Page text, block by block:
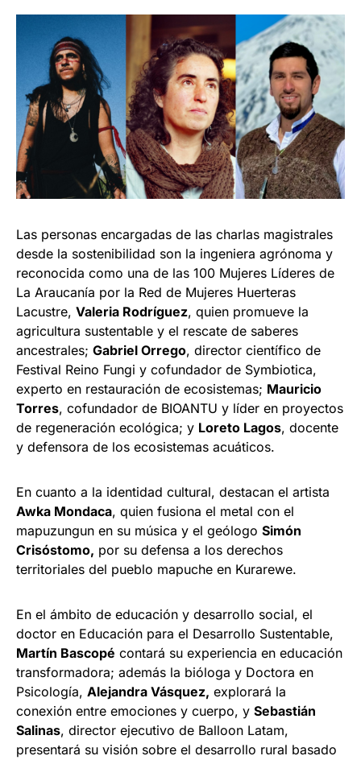
Las personas encargadas de las charlas magistrales
desde la sostenibilidad son la ingeniera agrónoma y
reconocida como una de las 100 Mujeres Líderes de
La Araucanía por la Red de Mujeres Huerteras
Lacustre, Valeria Rodríguez, quien promueve la
agricultura sustentable y el rescate de saberes
ancestrales; Gabriel Orrego, director científico de
Festival Reino Fungi y cofundador de Symbiotica,
experto en restauración de ecosistemas; Mauricio
Torres, cofundador de BIOANTU y líder en proyectos
de regeneración ecológica; y Loreto Lagos, docente
y defensora de los ecosistemas acuáticos.
En cuanto a la identidad cultural, destacan el artista
Awka Mondaca, quien fusiona el metal con el
mapuzungun en su música y el geólogo Simón
Crisóstomo, por su defensa a los derechos
territoriales del pueblo mapuche en Kurarewe.
En el ámbito de educación y desarrollo social, el
doctor en Educación para el Desarrollo Sustentable,
Martín Bascopé contará su experiencia en educación
transformadora; además la bióloga y Doctora en
Psicología, Alejandra Vásquez, explorará la
conexión entre emociones y cuerpo, y Sebastián
Salinas, director ejecutivo de Balloon Latam,
presentará su visión sobre el desarrollo rural basado